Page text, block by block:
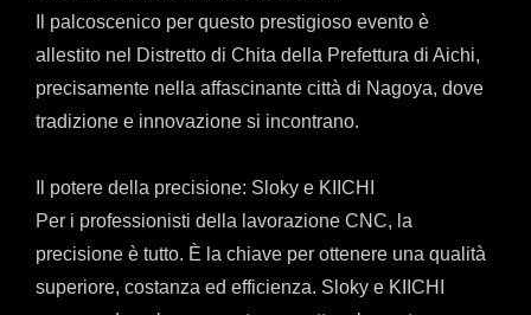
Il palcoscenico per questo prestigioso evento è
allestito nel Distretto di Chita della Prefettura di Aichi,
precisamente nella affascinante città di Nagoya, dove
tradizione e innovazione si incontrano.
Il potere della precisione: Sloky e KIICHI
Per i professionisti della lavorazione CNC, la
precisione è tutto. È la chiave per ottenere una qualità
superiore, costanza ed efficienza. Sloky e KIICHI